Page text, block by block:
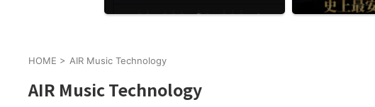
HOME > AIR Music Technology
AIR Music Technology